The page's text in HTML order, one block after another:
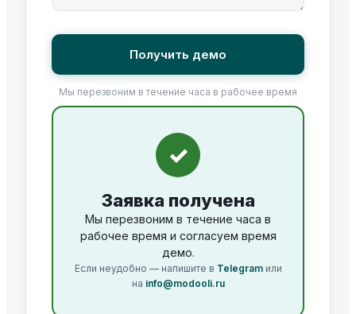
Получить демо
Мы перезвоним в течение часа в рабочее время
✓
Заявка получена
Мы перезвоним в течение часа в
рабочее время и согласуем время
демо.
Если неудобно — напишите в Telegramили
на info@modooli.ru